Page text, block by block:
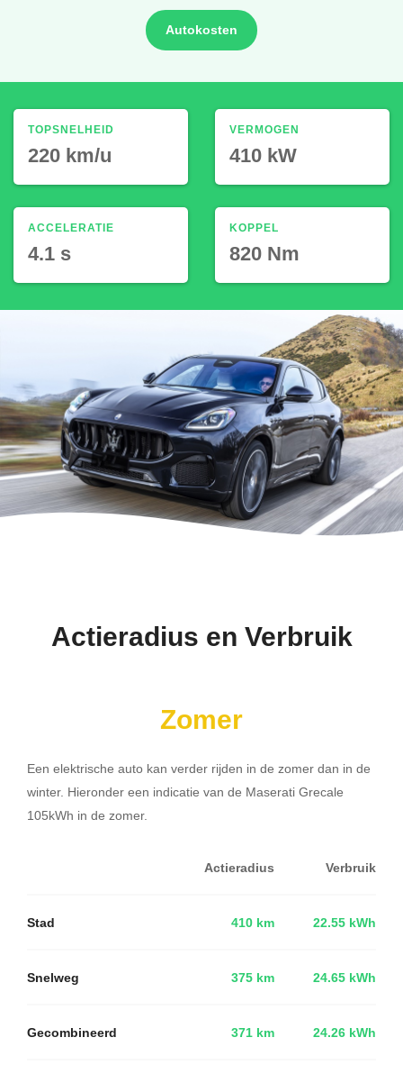
Autokosten
TOPSNELHEID
220 km/u
ACCELERATIE
4.1 s
VERMOGEN
410 kW
KOPPEL
820 Nm
Actieradius en Verbruik
Zomer
Een elektrische auto kan verder rijden in de zomer dan in de
winter. Hieronder een indicatie van de Maserati Grecale
105kWh in de zomer.
Actieradius Verbruik
Stad 410 km 22.55 kWh
Snelweg 375 km 24.65 kWh
Gecombineerd 371 km 24.26 kWh